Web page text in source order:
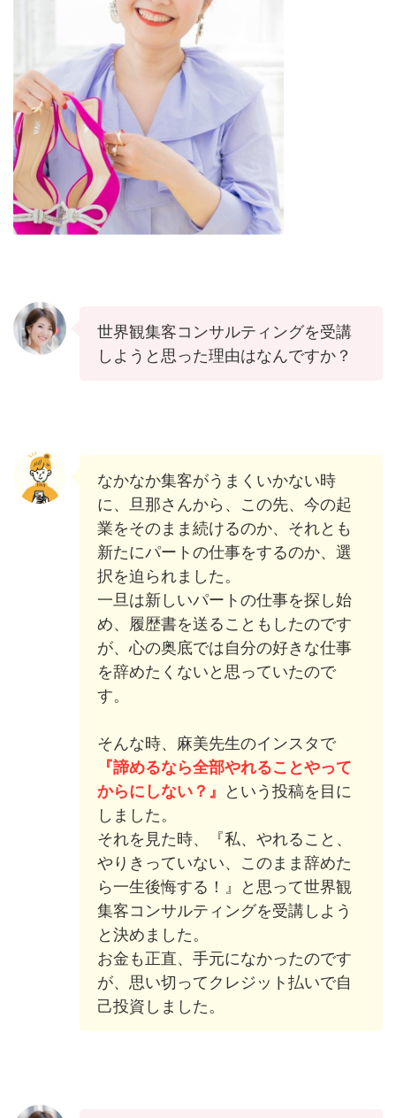
世界観集客コンサルティングを受講
しようと思った理由はなんですか？
なかなか集客がうまくいかない時
に、旦那さんから、この先、今の起
業をそのまま続けるのか、それとも
新たにパートの仕事をするのか、選
択を迫られました。
一旦は新しいパートの仕事を探し始
め、履歴書を送ることもしたのです
が、心の奥底では自分の好きな仕事
を辞めたくないと思っていたので
す。
そんな時、麻美先生のインスタで
『諦めるなら全部やれることやって
からにしない？』
という投稿を目に
しました。
それを見た時、『私、やれること、
やりきっていない、このまま辞めた
ら一生後悔する！』と思って世界観
集客コンサルティングを受講しよう
と決めました。
お金も正直、手元になかったのです
が、思い切ってクレジット払いで自
己投資しました。